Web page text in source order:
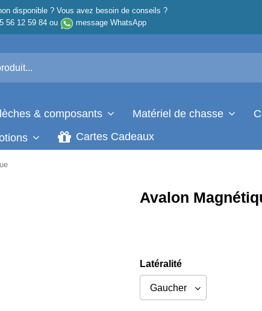
disponible ? Vous avez besoin de conseils ?
56 12 59 84ou message WhatsApp
& composants Matériel de chasse
Cartes Cadeaux
Avalon
Latéralité